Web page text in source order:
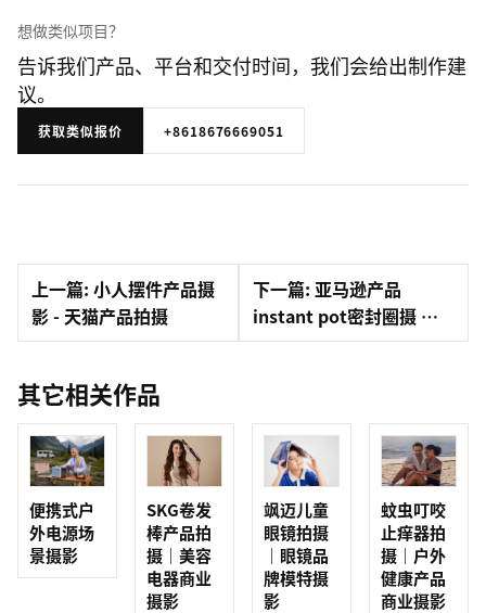
想做类似项目？
告诉我们产品、平台和交付时间，我们会给出制作建
议。
获取类似报价 +8618676669051
上一篇: 小人摆件产品摄
影 - 天猫产品拍摄
下一篇: 亚马逊产品
instant pot密封圈摄 …
其它相关作品
便携式户
外电源场
景摄影
SKG卷发
棒产品拍
摄｜美容
电器商业
摄影
飒迈儿童
眼镜拍摄
｜眼镜品
牌模特摄
影
蚊虫叮咬
止痒器拍
摄｜户外
健康产品
商业摄影